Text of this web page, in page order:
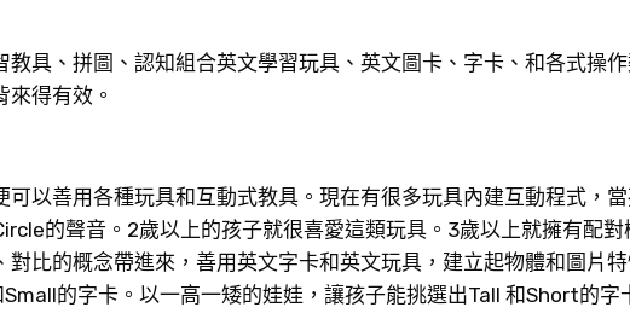
具、拼圖、認知組合英文學習玩具、英文圖卡、字卡、和各式操
得有效。
以善用各種玩具和互動式教具。現在有很多玩具內建互動程式，
的聲音。2歲以上的孩子就很喜愛這類玩具。3歲以上就擁有配
比的概念帶進來，善用英文字卡和英文玩具，建立起物體和圖片
的字卡。以一高一矮的娃娃，讓孩子能挑選出Tall 和Short的字